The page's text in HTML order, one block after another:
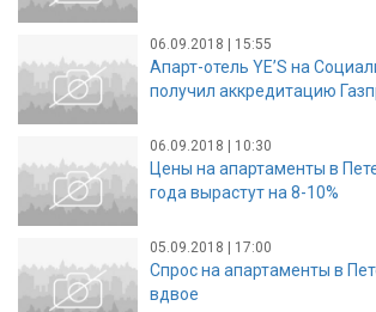
06.09.2018 | 15:55
Апарт-отель YE’S на
получил аккредитацию
06.09.2018 | 10:30
Цены на апартаменты в
года вырастут на 8-10%
05.09.2018 | 17:00
Спрос на апартаменты в
вдвое